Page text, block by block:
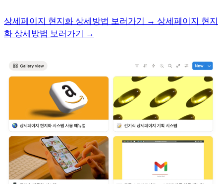
상세페이지 현지화 상세방법 보러가기 → 상세페이지 현지
화 상세방법 보러가기 →